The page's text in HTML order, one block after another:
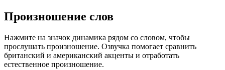
Произношение слов
Нажмите на значок динамика рядом со словом, чтобы
прослушать произношение. Озвучка помогает сравнить
британский и американский акценты и отработать
естественное произношение.